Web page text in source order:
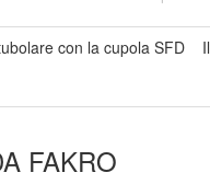
con la cupola SFD
FAKRO